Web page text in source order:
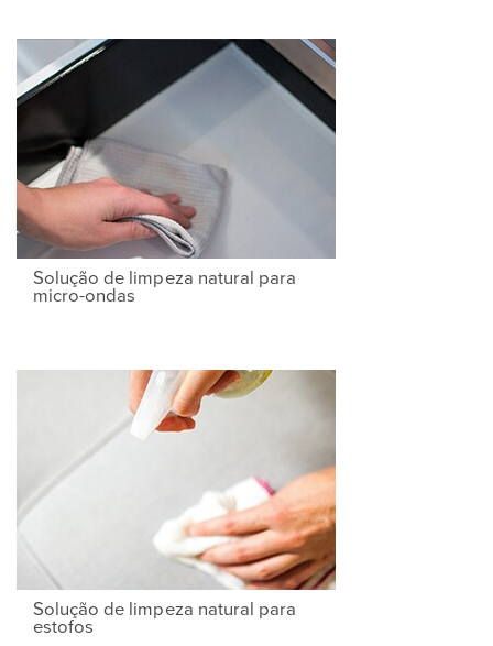
Solução de limpeza natural para
micro-ondas
Solução de limpeza natural para
estofos